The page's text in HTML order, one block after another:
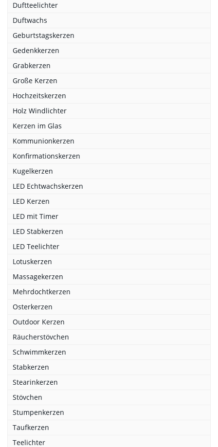
Duftteelichter
Duftwachs
Geburtstagskerzen
Gedenkkerzen
Grabkerzen
Große Kerzen
Hochzeitskerzen
Holz Windlichter
Kerzen im Glas
Kommunionkerzen
Konfirmationskerzen
Kugelkerzen
LED Echtwachskerzen
LED Kerzen
LED mit Timer
LED Stabkerzen
LED Teelichter
Lotuskerzen
Massagekerzen
Mehrdochtkerzen
Osterkerzen
Outdoor Kerzen
Räucherstövchen
Schwimmkerzen
Stabkerzen
Stearinkerzen
Stövchen
Stumpenkerzen
Taufkerzen
Teelichter